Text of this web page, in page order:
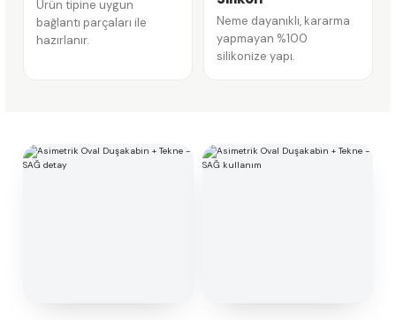
Ürün tipine uygun
bağlantı parçaları ile
hazırlanır.
Neme dayanıklı, kararma
yapmayan %100
silikonize yapı.